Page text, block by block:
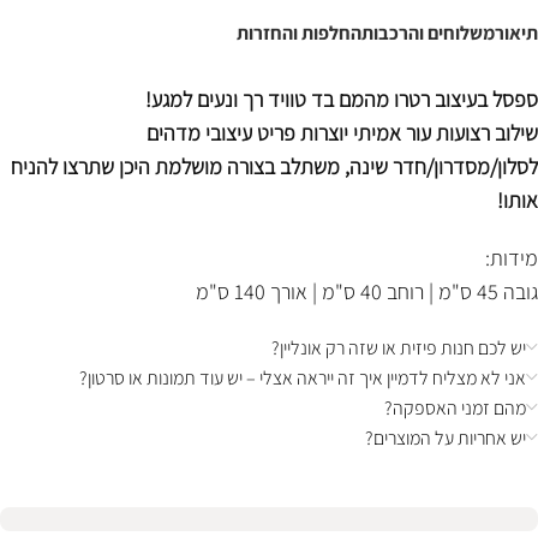
תיאורמשלוחים והרכבותהחלפות והחזרות
ספסל בעיצוב רטרו מהמם בד טוויד רך ונעים למגע!
שילוב רצועות עור אמיתי יוצרות פריט עיצובי מדהים
לסלון/מסדרון/חדר שינה, משתלב בצורה מושלמת היכן שתרצו להניח
אותו!
מידות:
גובה 45 ס"מ | רוחב 40 ס"מ | אורך 140 ס"מ
יש לכם חנות פיזית או שזה רק אונליין?
אני לא מצליח לדמיין איך זה ייראה אצלי – יש עוד תמונות או סרטון?
מהם זמני האספקה?
יש אחריות על המוצרים?